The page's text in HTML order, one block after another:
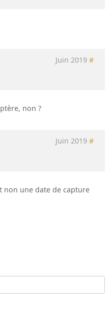
Juin 2019 #
non ?
Juin 2019 #
non une date de capture